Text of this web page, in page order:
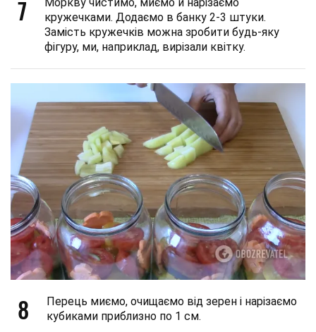
7
кружечками. Додаємо в банку 2-3 штуки.
Замість кружечків можна зробити будь-яку
фігуру, ми, наприклад, вирізали квітку.
8
Перець миємо, очищаємо від зерен і нарізаємо
кубиками приблизно по 1 см.